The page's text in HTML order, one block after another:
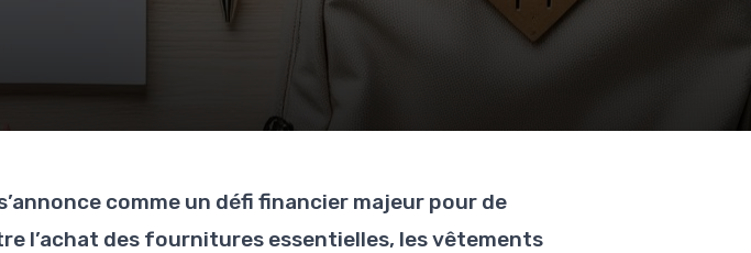
comme un défi financier majeur pour de
l’achat des fournitures essentielles, les vêtements